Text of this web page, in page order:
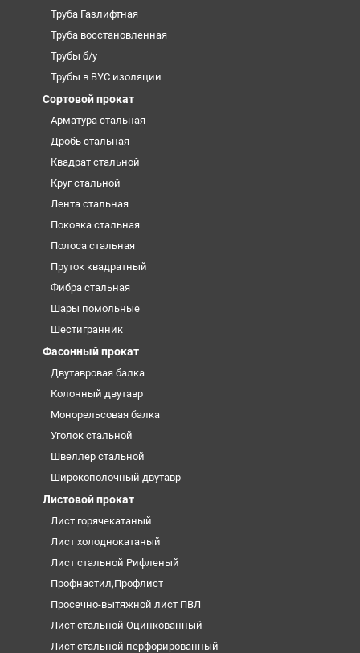
Труба Газлифтная
Труба восстановленная
Трубы б/у
Трубы в ВУС изоляции
Сортовой прокат
Арматура стальная
Дробь стальная
Квадрат стальной
Круг стальной
Лента стальная
Поковка стальная
Полоса стальная
Пруток квадратный
Фибра стальная
Шары помольные
Шестигранник
Фасонный прокат
Двутавровая балка
Колонный двутавр
Монорельсовая балка
Уголок стальной
Швеллер стальной
Широкополочный двутавр
Листовой прокат
Лист горячекатаный
Лист холоднокатаный
Лист стальной Рифленый
Профнастил,Профлист
Просечно-вытяжной лист ПВЛ
Лист стальной Оцинкованный
Лист стальной перфорированный